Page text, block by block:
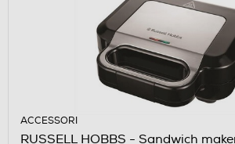
ACCESSORI
RUSSELL HOBBS - Sandwich